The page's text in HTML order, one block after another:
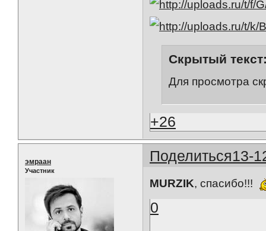
Скрытый
Для просмотра
+26
Поделиться13-
эмраан
Участник
MURZIK, спасибо!!!
0